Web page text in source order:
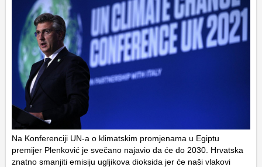
Na Konferenciji UN-a o klimatskim promjenama u Egiptu
premijer Plenković je svečano najavio da će do 2030. Hrvatska
znatno smanjiti emisiju ugljikova dioksida jer će naši vlakovi